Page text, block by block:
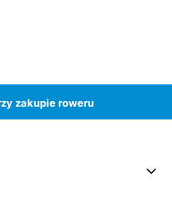
zakupie roweru